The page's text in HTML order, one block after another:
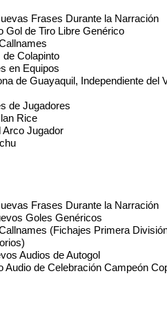
Frases Durante la Narración
Gol de Tiro Libre Genérico
de Colapinto
en Equipos
de Guayaquil, Independiente del
de Jugadores
Rice
Arco Jugador
Frases Durante la Narración
Goles Genéricos
(Fichajes Primera
Audios de Autogol
Audio de Celebración Campeón